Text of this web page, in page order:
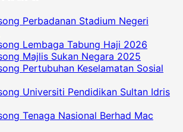
Perbadanan Stadium Negeri
Lembaga Tabung Haji 2026
Majlis Sukan Negara 2025
Pertubuhan Keselamatan Sosial
Universiti Pendidikan Sultan Idris
Tenaga Nasional Berhad Mac